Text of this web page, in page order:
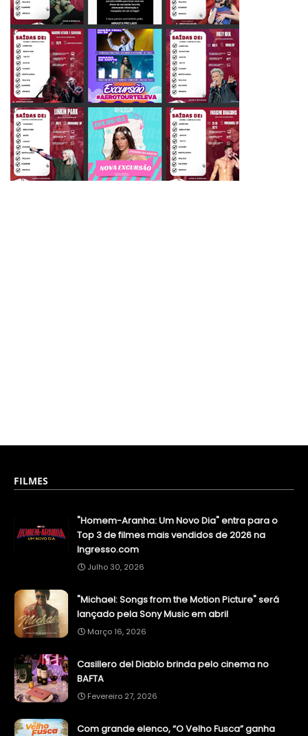
FILMES
"Homem-Aranha: Um Novo Dia" entra para o
Top 3 de filmes mais vendidos de 2026 na
Ingresso.com
Julho 30, 2026
"Michael: Songs from the Motion Picture" será
lançado pela Sony Music em abril
Março 16, 2026
Casillero del Diablo brinda pelo cinema no
BAFTA
Fevereiro 27, 2026
Com grande elenco, “O Velho Fusca” ganha